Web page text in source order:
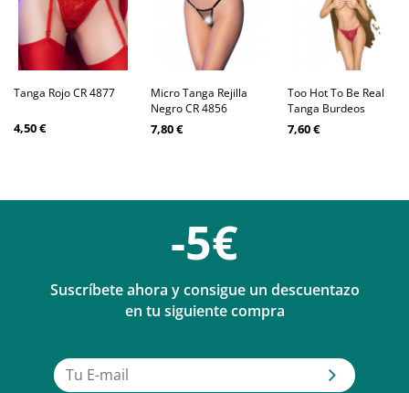
Tanga Rojo CR 4877
4,50 €
Micro Tanga Rejilla
Negro CR 4856
7,80 €
Too Hot To Be Real
Tanga Burdeos
7,60 €
-5€
Suscríbete ahora y consigue un descuentazo
en tu siguiente compra